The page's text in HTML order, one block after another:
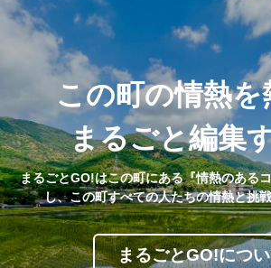
この町の情熱を
まるごと編集
まるごとGO!はこの町にある『情熱のある
し、この町すべての人たちの情熱と挑
まるごとGO!につ